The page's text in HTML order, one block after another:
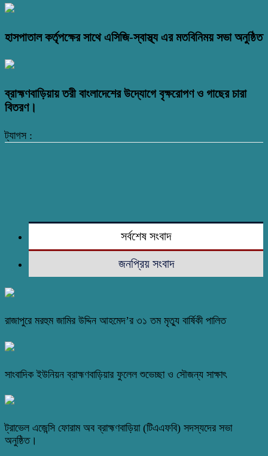
হাসপাতাল কর্তৃপক্ষের সাথে এসিজি-স্বাস্থ্য এর মতবিনিময় সভা অনুষ্ঠিত
ব্রাহ্মণবাড়িয়ায় তরী বাংলাদেশের উদ্যোগে বৃক্ষরোপণ ও গাছের চারা
বিতরণ।
ট্যাগস :
সর্বশেষ সংবাদ
জনপ্রিয় সংবাদ
রাজাপুরে মরহুম জামির উদ্দিন আহমেদ’র ৩১ তম মৃত্যু বার্ষিকী পালিত
সাংবাদিক ইউনিয়ন ব্রাহ্মণবাড়িয়ার ফুলেল শুভেচ্ছা ও সৌজন্য সাক্ষাৎ
ট্রাভেল এজেন্সি ফোরাম অব ব্রাহ্মণবাড়িয়া (টিএএফবি) সদস্যদের সভা
অনুষ্ঠিত।